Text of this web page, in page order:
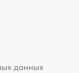
данных